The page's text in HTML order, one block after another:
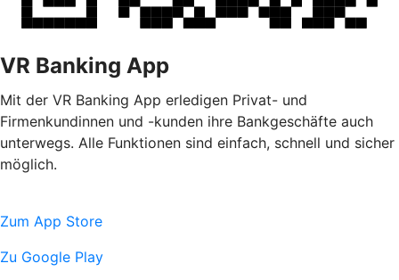
VR Banking App
Mit der VR Banking App erledigen Privat- und
Firmenkundinnen und -kunden ihre Bankgeschäfte auch
unterwegs. Alle Funktionen sind einfach, schnell und sicher
möglich.
Zum App Store
Zu Google Play